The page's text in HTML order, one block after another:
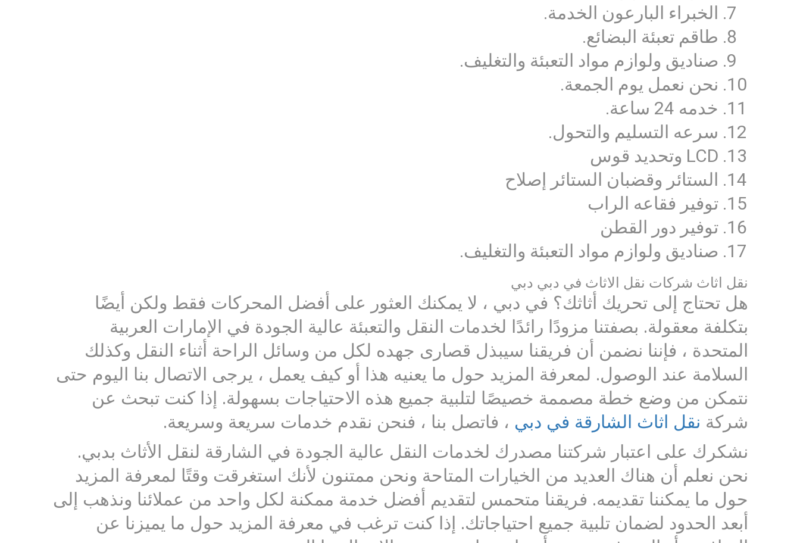
الخبراء البارعون الخدمة.
طاقم تعبئة البضائع.
صناديق ولوازم مواد التعبئة والتغليف.
نحن نعمل يوم الجمعة.
خدمه 24 ساعة.
سرعه التسليم والتحول.
LCD وتحديد قوس
الستائر وقضبان الستائر إصلاح
توفير فقاعه الراب
توفير دور القطن
صناديق ولوازم مواد التعبئة والتغليف.
نقل اثاث شركات نقل الاثاث في دبي دبي
هل تحتاج إلى تحريك أثاثك؟ في دبي ، لا يمكنك العثور على أفضل المحركات فقط ولكن أيضًا
بتكلفة معقولة. بصفتنا مزودًا رائدًا لخدمات النقل والتعبئة عالية الجودة في الإمارات العربية
المتحدة ، فإننا نضمن أن فريقنا سيبذل قصارى جهده لكل من وسائل الراحة أثناء النقل وكذلك
السلامة عند الوصول. لمعرفة المزيد حول ما يعنيه هذا أو كيف يعمل ، يرجى الاتصال بنا اليوم حتى
نتمكن من وضع خطة مصممة خصيصًا لتلبية جميع هذه الاحتياجات بسهولة. إذا كنت تبحث عن
شركة نقل اثاث الشارقة في دبي ، فاتصل بنا ، فنحن نقدم خدمات سريعة وسريعة.
نشكرك على اعتبار شركتنا مصدرك لخدمات النقل عالية الجودة في الشارقة لنقل الأثاث بدبي.
نحن نعلم أن هناك العديد من الخيارات المتاحة ونحن ممتنون لأنك استغرقت وقتًا لمعرفة المزيد
حول ما يمكننا تقديمه. فريقنا متحمس لتقديم أفضل خدمة ممكنة لكل واحد من عملائنا ونذهب إلى
أبعد الحدود لضمان تلبية جميع احتياجاتك. إذا كنت ترغب في معرفة المزيد حول ما يميزنا عن